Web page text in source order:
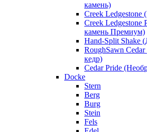
камень)
Creek Ledgestone
Creek Ledgestone
камень Премиум)
Hand-Split Shake
RoughSawn
кедр)
Cedar Pride
Docke
Stern
Berg
Burg
Stein
Fels